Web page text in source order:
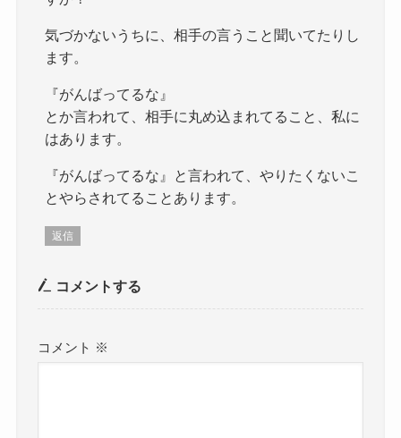
気づかないうちに、相手の言うこと聞いてたりし
ます。
『がんばってるな』
とか言われて、相手に丸め込まれてること、私に
はあります。
『がんばってるな』と言われて、やりたくないこ
とやらされてることあります。
返信
コメントする
コメント ※